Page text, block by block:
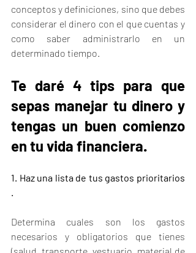
conceptos y definiciones, sino que debes
considerar el dinero con el que cuentas y
como saber administrarlo en un
determinado tiempo.
Te daré 4 tips para que
sepas manejar tu dinero y
tengas un buen comienzo
en tu vida financiera.
1. Haz una lista de tus gastos prioritarios
.
Determina cuales son los gastos
necesarios y obligatorios que tienes